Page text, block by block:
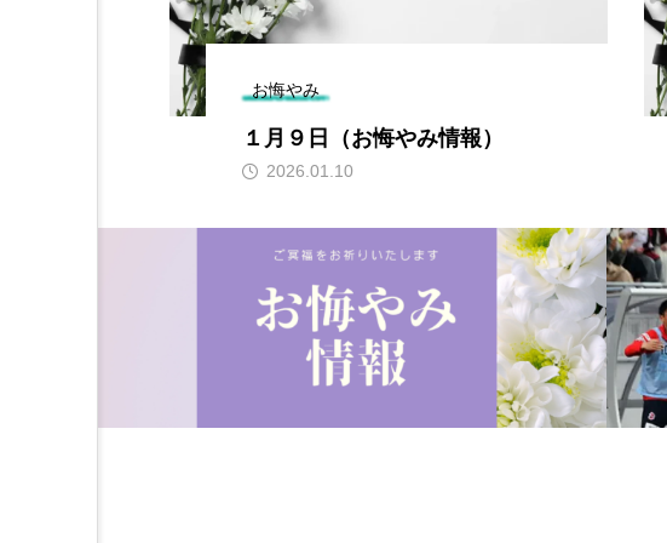
お悔やみ
１月９日（お悔やみ情報）
2026.01.10